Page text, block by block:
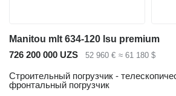
Manitou mlt 634-120 lsu premium
726 200 000 UZS
52 960 € ≈ 61 180 $
Строительный погрузчик -
фронтальный погрузчик